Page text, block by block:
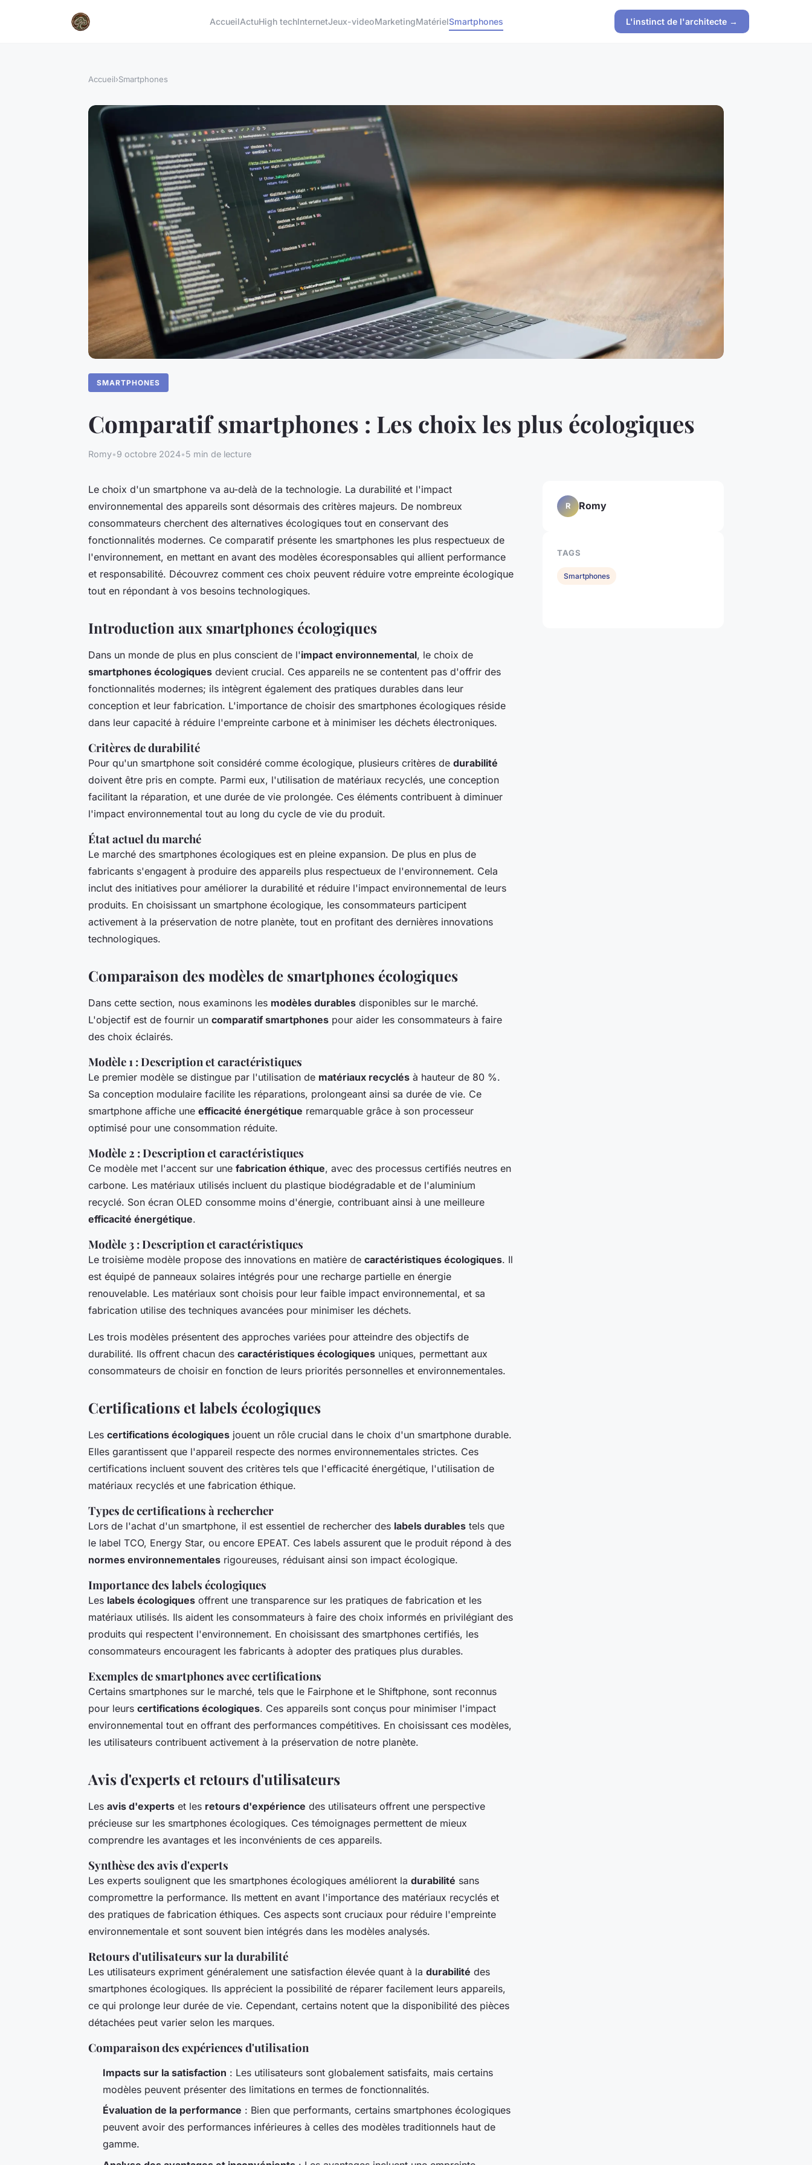
AccueilActuHigh techInternetJeux-videoMarketingMatérielSmartphones L'instinct de l'architecte →
Accueil›Smartphones
SMARTPHONES
Comparatif smartphones : Les choix les plus écologiques
Romy•9 octobre 2024•5 min de lecture
Le choix d'un smartphone va au-delà de la technologie. La durabilité et l'impact
environnemental des appareils sont désormais des critères majeurs. De nombreux
consommateurs cherchent des alternatives écologiques tout en conservant des
fonctionnalités modernes. Ce comparatif présente les smartphones les plus respectueux de
l'environnement, en mettant en avant des modèles écoresponsables qui allient performance
et responsabilité. Découvrez comment ces choix peuvent réduire votre empreinte écologique
tout en répondant à vos besoins technologiques.
Introduction aux smartphones écologiques
Dans un monde de plus en plus conscient de l'impact environnemental, le choix de
smartphones écologiques devient crucial. Ces appareils ne se contentent pas d'offrir des
fonctionnalités modernes; ils intègrent également des pratiques durables dans leur
conception et leur fabrication. L'importance de choisir des smartphones écologiques réside
dans leur capacité à réduire l'empreinte carbone et à minimiser les déchets électroniques.
Critères de durabilité
Pour qu'un smartphone soit considéré comme écologique, plusieurs critères de durabilité
doivent être pris en compte. Parmi eux, l'utilisation de matériaux recyclés, une conception
facilitant la réparation, et une durée de vie prolongée. Ces éléments contribuent à diminuer
l'impact environnemental tout au long du cycle de vie du produit.
État actuel du marché
Le marché des smartphones écologiques est en pleine expansion. De plus en plus de
fabricants s'engagent à produire des appareils plus respectueux de l'environnement. Cela
inclut des initiatives pour améliorer la durabilité et réduire l'impact environnemental de leurs
produits. En choisissant un smartphone écologique, les consommateurs participent
activement à la préservation de notre planète, tout en profitant des dernières innovations
technologiques.
Comparaison des modèles de smartphones écologiques
Dans cette section, nous examinons les modèles durables disponibles sur le marché.
L'objectif est de fournir un comparatif smartphones pour aider les consommateurs à faire
des choix éclairés.
Modèle 1 : Description et caractéristiques
Le premier modèle se distingue par l'utilisation de matériaux recyclés à hauteur de 80 %.
Sa conception modulaire facilite les réparations, prolongeant ainsi sa durée de vie. Ce
smartphone affiche une efficacité énergétique remarquable grâce à son processeur
optimisé pour une consommation réduite.
Modèle 2 : Description et caractéristiques
Ce modèle met l'accent sur une fabrication éthique, avec des processus certifiés neutres en
carbone. Les matériaux utilisés incluent du plastique biodégradable et de l'aluminium
recyclé. Son écran OLED consomme moins d'énergie, contribuant ainsi à une meilleure
efficacité énergétique.
Modèle 3 : Description et caractéristiques
Le troisième modèle propose des innovations en matière de caractéristiques écologiques. Il
est équipé de panneaux solaires intégrés pour une recharge partielle en énergie
renouvelable. Les matériaux sont choisis pour leur faible impact environnemental, et sa
fabrication utilise des techniques avancées pour minimiser les déchets.
Les trois modèles présentent des approches variées pour atteindre des objectifs de
durabilité. Ils offrent chacun des caractéristiques écologiques uniques, permettant aux
consommateurs de choisir en fonction de leurs priorités personnelles et environnementales.
Certifications et labels écologiques
Les certifications écologiques jouent un rôle crucial dans le choix d'un smartphone durable.
Elles garantissent que l'appareil respecte des normes environnementales strictes. Ces
certifications incluent souvent des critères tels que l'efficacité énergétique, l'utilisation de
matériaux recyclés et une fabrication éthique.
Types de certifications à rechercher
Lors de l'achat d'un smartphone, il est essentiel de rechercher des labels durables tels que
le label TCO, Energy Star, ou encore EPEAT. Ces labels assurent que le produit répond à des
normes environnementales rigoureuses, réduisant ainsi son impact écologique.
Importance des labels écologiques
Les labels écologiques offrent une transparence sur les pratiques de fabrication et les
matériaux utilisés. Ils aident les consommateurs à faire des choix informés en privilégiant des
produits qui respectent l'environnement. En choisissant des smartphones certifiés, les
consommateurs encouragent les fabricants à adopter des pratiques plus durables.
Exemples de smartphones avec certifications
Certains smartphones sur le marché, tels que le Fairphone et le Shiftphone, sont reconnus
pour leurs certifications écologiques. Ces appareils sont conçus pour minimiser l'impact
environnemental tout en offrant des performances compétitives. En choisissant ces modèles,
les utilisateurs contribuent activement à la préservation de notre planète.
Avis d'experts et retours d'utilisateurs
Les avis d'experts et les retours d'expérience des utilisateurs offrent une perspective
précieuse sur les smartphones écologiques. Ces témoignages permettent de mieux
comprendre les avantages et les inconvénients de ces appareils.
Synthèse des avis d'experts
Les experts soulignent que les smartphones écologiques améliorent la durabilité sans
compromettre la performance. Ils mettent en avant l'importance des matériaux recyclés et
des pratiques de fabrication éthiques. Ces aspects sont cruciaux pour réduire l'empreinte
environnementale et sont souvent bien intégrés dans les modèles analysés.
Retours d'utilisateurs sur la durabilité
Les utilisateurs expriment généralement une satisfaction élevée quant à la durabilité des
smartphones écologiques. Ils apprécient la possibilité de réparer facilement leurs appareils,
ce qui prolonge leur durée de vie. Cependant, certains notent que la disponibilité des pièces
détachées peut varier selon les marques.
Comparaison des expériences d'utilisation
Impacts sur la satisfaction : Les utilisateurs sont globalement satisfaits, mais certains
modèles peuvent présenter des limitations en termes de fonctionnalités.
Évaluation de la performance : Bien que performants, certains smartphones écologiques
peuvent avoir des performances inférieures à celles des modèles traditionnels haut de
gamme.
R Romy
TAGS
Smartphones